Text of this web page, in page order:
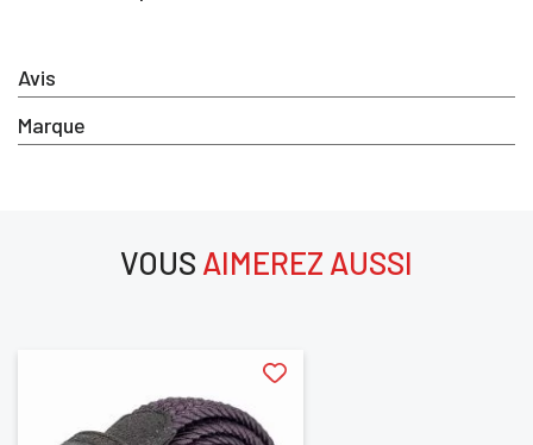
Avis
Marque
VOUS AIMEREZ AUSSI
ANNULER SE